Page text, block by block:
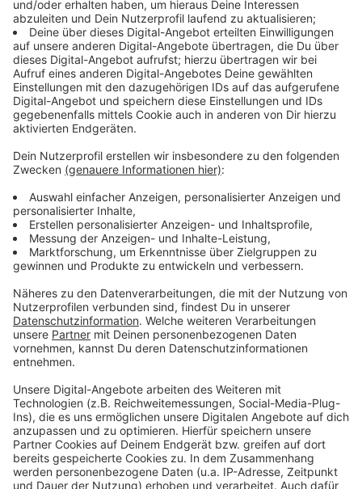
Nordstraße/Markt kommend nur noch rechts in
die Raffaelstraße abbiegen werden (und
umgekehrt).
Auf die veränderte Verkehrssituation wird an den
wichtigen Zufahrtsstraßen mit Schildern
hingewiesen.
Die Stadt Herzogenrath nimmt Eure Erfahrungen
und Eindrücke aus dem Verkehrsversuch gerne
entgegen (per EMail an
strassenverkehrsbehoerde@herzogenrath.de) für
die spätere endgültige Entscheidung, wie die
Fahrradstraßen für den Radschnellweg gestaltet
werden.
(Foto: Radschnellweg in Nijmegen/NL)
Veröffentlicht:Donnerstag, 07.07.2022 10:07